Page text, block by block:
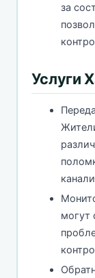
за
Услуги
могут